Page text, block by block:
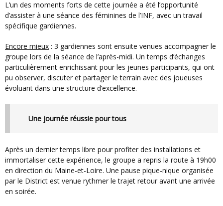
L’un des moments forts de cette journée a été l’opportunité
d’assister à une séance des féminines de l’INF, avec un travail
spécifique gardiennes.
Encore mieux : 3 gardiennes sont ensuite venues accompagner le
groupe lors de la séance de l’après-midi. Un temps d’échanges
particulièrement enrichissant pour les jeunes participants, qui ont
pu observer, discuter et partager le terrain avec des joueuses
évoluant dans une structure d’excellence.
Une journée réussie pour tous
Après un dernier temps libre pour profiter des installations et
immortaliser cette expérience, le groupe a repris la route à 19h00
en direction du Maine-et-Loire. Une pause pique-nique organisée
par le District est venue rythmer le trajet retour avant une arrivée
en soirée.